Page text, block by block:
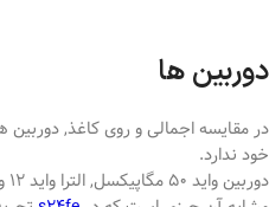
دوربین ها
در مقایسه اجمالی و روی کاغذ,
خود ندارد.